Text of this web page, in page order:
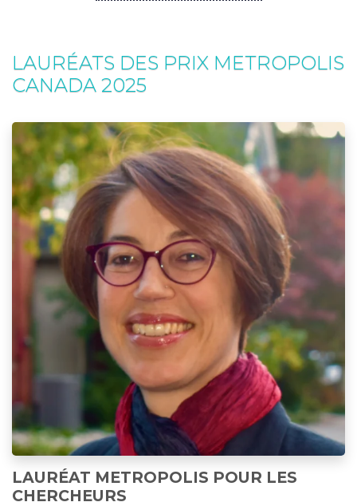
LAURÉATS DES PRIX METROPOLIS
CANADA 2025
LAURÉAT METROPOLIS POUR LES
CHERCHEURS